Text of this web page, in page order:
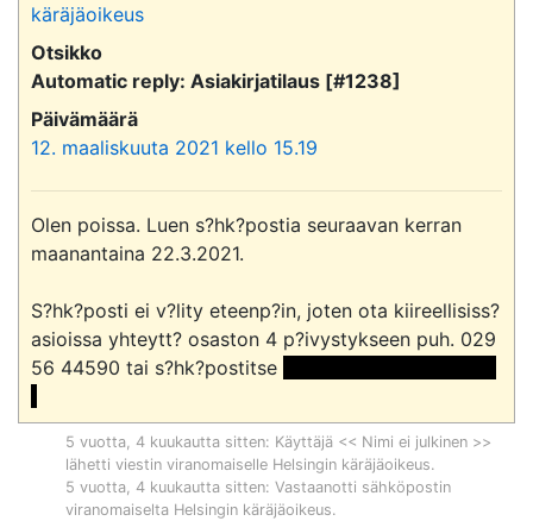
käräjäoikeus
Otsikko
Automatic reply: Asiakirjatilaus [#1238]
Päivämäärä
12. maaliskuuta 2021 kello 15.19
Olen poissa. Luen s?hk?postia seuraavan kerran
maanantaina 22.3.2021.
S?hk?posti ei v?lity eteenp?in, joten ota kiireellisiss?
asioissa yhteytt? osaston 4 p?ivystykseen puh. 029
56 44590 tai s?hk?postitse
5 vuotta, 4 kuukautta sitten: Käyttäjä << Nimi ei julkinen >>
lähetti viestin viranomaiselle Helsingin käräjäoikeus.
5 vuotta, 4 kuukautta sitten: Vastaanotti sähköpostin
viranomaiselta Helsingin käräjäoikeus.